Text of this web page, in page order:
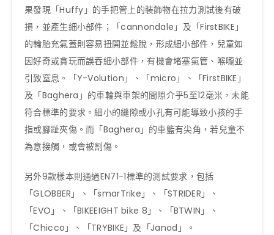
果發現「Huffy」的手把管上的裝飾物在拉力測試後有破
損，並產生細小部件；「cannondale」及「FirstBIKE」
的輪胎充氣蓋則容易扭開並鬆脫，形成細小部件，兒童如
因好奇或貪玩而誤吞細小部件，有機會堵塞氣管、喉嚨並
引致窒息。「Y-Volution」、「micro」、「FirstBIKE」
及「Baghera」的車輪與車架的間隙介乎5至12毫米，未能
符合標準的要求。細小的縫隙或小孔有可能導致小孩的手
指或腳趾夾傷。而「Baghera」的車籃有尖角，若兒童不
為意接觸，或會被割傷。
另外9款樣本則通過EN71-1標準的測試要求，包括
「GLOBBER」、「smarTrike」、「STRIDER」、
「EVO」、「BIKEEIGHT bike 8」、「BTWIN」、
「Chicco」、「TRYBIKE」及「Janod」。